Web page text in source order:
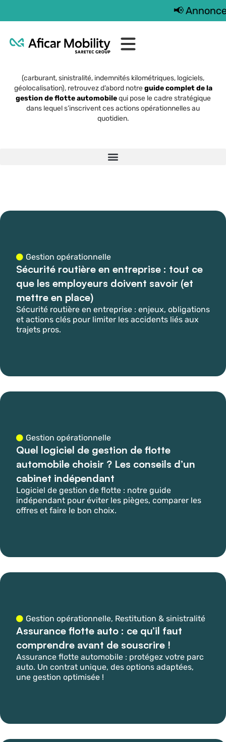
Gestion opérationnelle
(carburant, sinistralité, indemnités kilométriques, logiciels,
géolocalisation), retrouvez d’abord notreguide complet de la
gestion de flotte automobilequi pose le cadre stratégique
dans lequel s’inscrivent ces actions opérationnelles au
quotidien.
Gestion opérationnelle
Sécurité routière en entreprise : tout ce
que les employeurs doivent savoir (et
mettre en place)​
Sécurité routière en entreprise : enjeux, obligations
et actions clés pour limiter les accidents liés aux
trajets pros.
Gestion opérationnelle
Quel logiciel de gestion de flotte
automobile choisir ? Les conseils d’un
cabinet indépendant
Logiciel de gestion de flotte : notre guide
indépendant pour éviter les pièges, comparer les
offres et faire le bon choix.
Gestion opérationnelle, Restitution & sinistralité
Assurance flotte auto : ce qu’il faut
comprendre avant de souscrire !
Assurance flotte automobile : protégez votre parc
auto. Un contrat unique, des options adaptées,
une gestion optimisée !
📢 Annonce